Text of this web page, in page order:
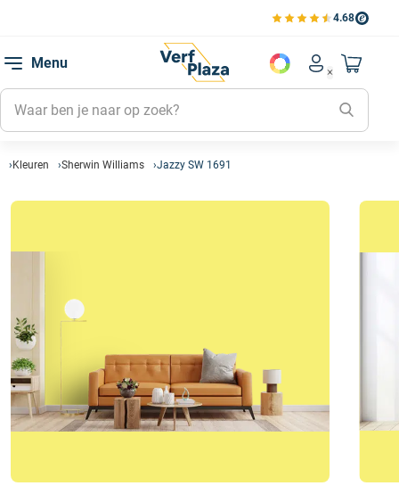
4.68
Bekijk de verfplaza
Menu
Account
Mijn
Mijn
Mijn
Naar
Kleuren Sherwin Williams Jazzy SW 1691